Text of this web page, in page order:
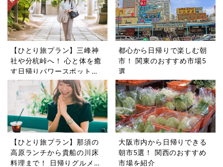
【ひとり旅プラン】三峰神
社や分杭峠へ！ 心と体を癒
す日帰りパワースポットツ
アー5選
都心から日帰りで楽しむ朝
市！ 関東のおすすめ市場5
選
【ひとり旅プラン】那須の
高原ランチから貴船の川床
料理まで！ 日帰りグルメ旅
大阪市内から日帰りできる
朝市5選！ 関西のおすすめ
市場を紹介